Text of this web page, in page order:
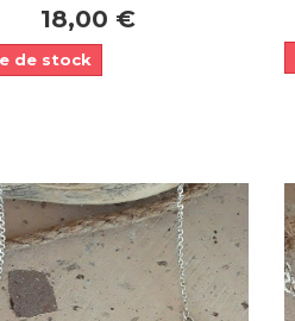
18,00 €
de stock